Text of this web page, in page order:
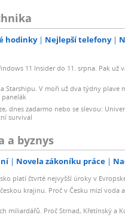
hodinky Nejlepší telefony
11 Insider do 11. srpna. Pak už
Starshipu. V moři už dva týdny plave
dnes zadarmo nebo se slevou:
survival
a byznys
Novela zákoníku práce
platí čtvrté nejvyšší úroky v
krajinu. Proč v Česku mizí voda
miliardářů. Proč Strnad, Křetínský a